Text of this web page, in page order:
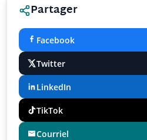
Partager
Facebook
Twitter
LinkedIn
TikTok
Courriel